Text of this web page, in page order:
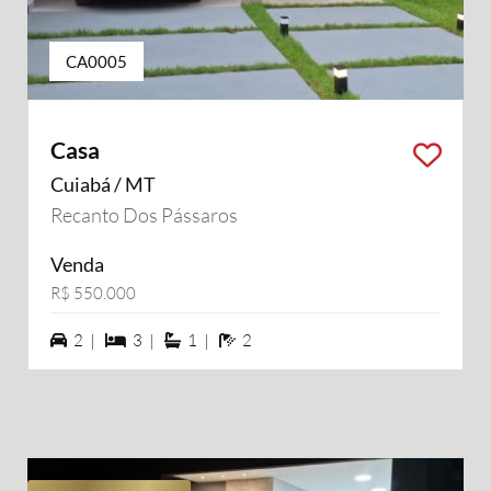
CA0005
Casa
Cuiabá / MT
Recanto Dos Pássaros
Venda
R$ 550.000
2 vagas na garagem
2 | 3 dormiórios
3 | 1 suítes
1 | 2 banheiros
2